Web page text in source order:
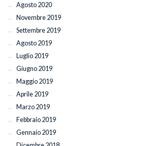
Agosto 2020
Novembre 2019
Settembre 2019
Agosto 2019
Luglio 2019
Giugno 2019
Maggio 2019
Aprile 2019
Marzo 2019
Febbraio 2019
Gennaio 2019